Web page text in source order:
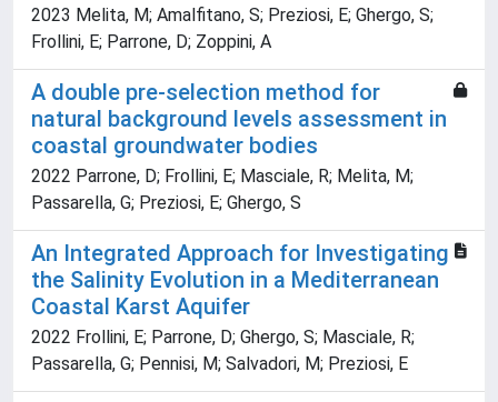
2023 Melita, M; Amalfitano, S; Preziosi, E; Ghergo, S;
Frollini, E; Parrone, D; Zoppini, A
A double pre-selection method for
natural background levels assessment in
coastal groundwater bodies
2022 Parrone, D; Frollini, E; Masciale, R; Melita, M;
Passarella, G; Preziosi, E; Ghergo, S
An Integrated Approach for Investigating
the Salinity Evolution in a Mediterranean
Coastal Karst Aquifer
2022 Frollini, E; Parrone, D; Ghergo, S; Masciale, R;
Passarella, G; Pennisi, M; Salvadori, M; Preziosi, E